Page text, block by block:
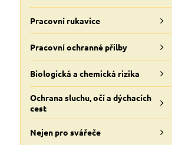
Pracovní rukavice
Pracovní ochranné přilby
Biologická a chemická rizika
Ochrana sluchu, očí a dýchacích
cest
Nejen pro svářeče